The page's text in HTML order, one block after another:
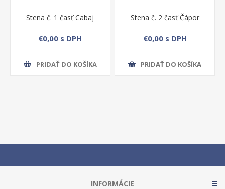
Stena č. 1 časť Cabaj
€0,00 s DPH
PRIDAŤ DO KOŠÍKA
Stena č. 2 časť Čápor
€0,00 s DPH
PRIDAŤ DO KOŠÍKA
INFORMÁCIE